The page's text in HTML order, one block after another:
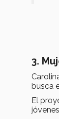
3.
busca
El